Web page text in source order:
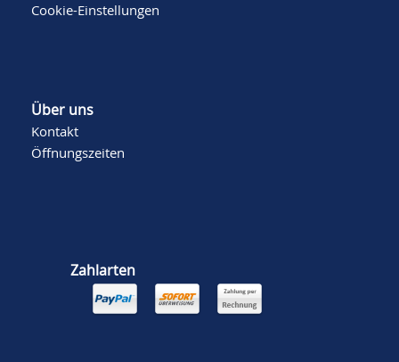
Cookie-Einstellungen
Über uns
Kontakt
Öffnungszeiten
Zahlarten